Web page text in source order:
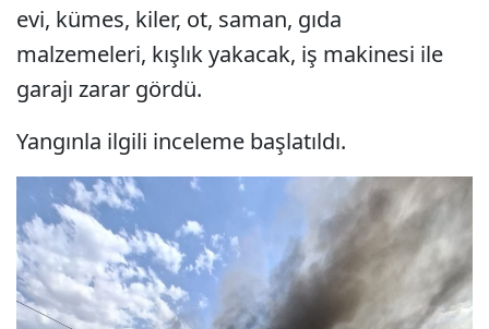
evi, kümes, kiler, ot, saman, gıda
malzemeleri, kışlık yakacak, iş makinesi ile
garajı zarar gördü.
Yangınla ilgili inceleme başlatıldı.